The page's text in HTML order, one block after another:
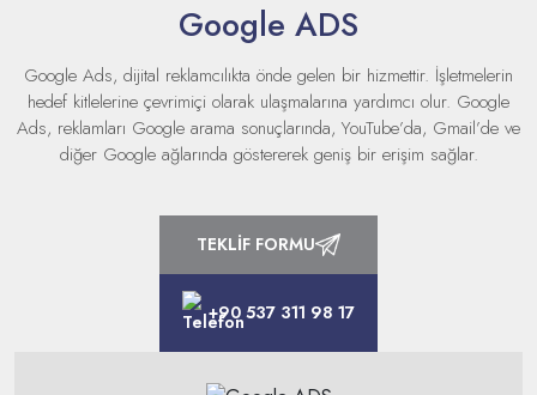
Google ADS
Google Ads, dijital reklamcılıkta önde gelen bir hizmettir. İşletmelerin
hedef kitlelerine çevrimiçi olarak ulaşmalarına yardımcı olur. Google
Ads, reklamları Google arama sonuçlarında, YouTube’da, Gmail’de ve
diğer Google ağlarında göstererek geniş bir erişim sağlar.
TEKLİF FORMU
+90 537 311 98 17